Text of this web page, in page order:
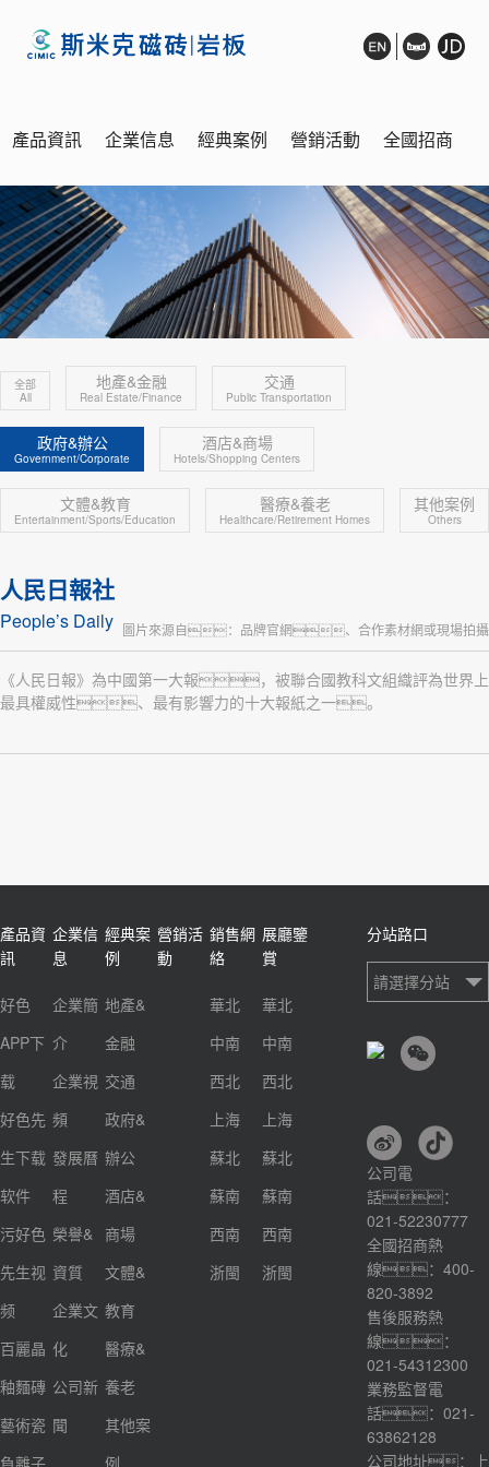
產品資訊 企業信息 經典案例 營銷活動 全國招商
銷售網絡 展廳鑒賞 在線客服
全部
All
地產&金融
Real Estate/Finance
交通
Public Transportation
政府&辦公
Government/Corporate
酒店&商場
Hotels/Shopping Centers
文體&教育
Entertainment/Sports/Education
醫療&養老
Healthcare/Retirement Homes
其他案例
Others
人民日報社
People’s Daily 圖片來源自：品牌官網、合作素材網或現場拍攝
《人民日報》為中國第一大報，被聯合國教科文組織評為世界上
最具權威性、最有影響力的十大報紙之一。
產品資
訊
好色
APP下
载
好色先
生下载
软件
污好色
先生视
频
百麗晶
釉麵磚
藝術瓷
負離子
企業信
息
企業簡
介
企業視
頻
發展曆
程
榮譽&
資質
企業文
化
公司新
聞
經典案
例
地產&
金融
交通
政府&
辦公
酒店&
商場
文體&
教育
醫療&
養老
其他案
例
營銷活
動
銷售網
絡
華北
中南
西北
上海
蘇北
蘇南
西南
浙閩
展廳鑒
賞
華北
中南
西北
上海
蘇北
蘇南
西南
浙閩
分站路口
請選擇分站
公司電
話：
021-52230777
全國招商熱
線：400-
820-3892
售後服務熱
線：
021-54312300
業務監督電
話：021-
63862128
公司地址：上